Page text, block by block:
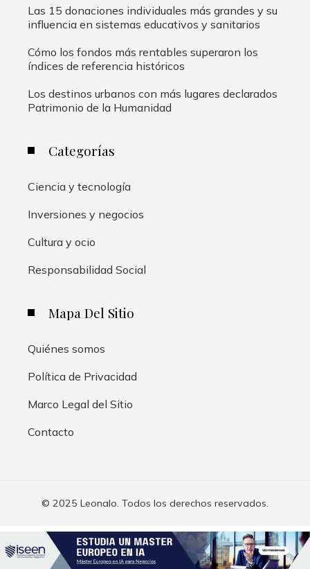
Las 15 donaciones individuales más grandes y su
influencia en sistemas educativos y sanitarios
Cómo los fondos más rentables superaron los
índices de referencia históricos
Los destinos urbanos con más lugares declarados
Patrimonio de la Humanidad
Categorías
Ciencia y tecnología
Inversiones y negocios
Cultura y ocio
Responsabilidad Social
Mapa Del Sitio
Quiénes somos
Política de Privacidad
Marco Legal del Sitio
Contacto
© 2025 Leonalo. Todos los derechos reservados.